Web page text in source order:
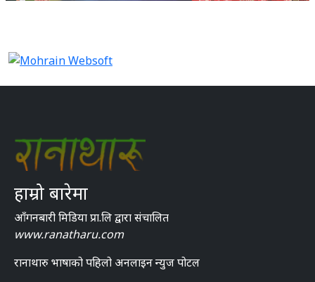
हाम्रो बारेमा
आँगनबारी मिडिया प्रा.लि द्वारा संचालित
www.ranatharu.com
रानाथारु भाषाको पहिलो अनलाइन न्युज पोटल